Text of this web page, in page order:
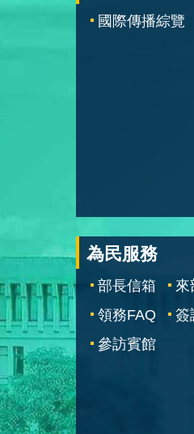
國際傳播綜覽
為民服務
部長信箱 來
領務FAQ
簽
參訪賓館